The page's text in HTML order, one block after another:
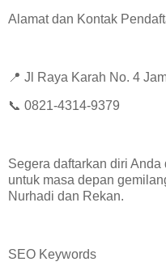
Alamat dan Kontak
📍 Jl Raya Karah No. 4
📞 0821-4314-9379
Segera daftarkan diri
untuk masa depan
Nurhadi dan Rekan.
SEO Keywords